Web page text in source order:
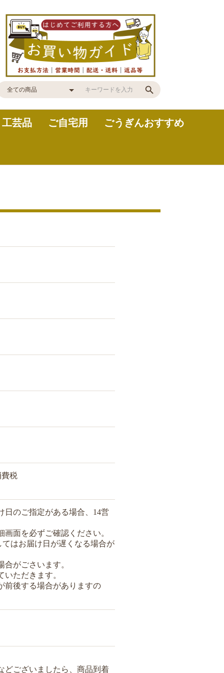
芸品 ご自宅用 ごうぎんおすすめ
費税
のご指定がある場合、14営
面を必ずご確認ください。
はお届け日が遅くなる場合が
がごさいます。
ただきます。
前後する場合がありますの
ございましたら、商品到着